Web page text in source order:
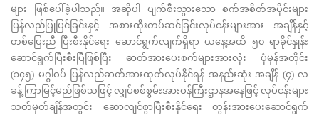
များ ဖြစ်ပေါ်ခဲ့ပါသည်။ အဆိုပါ ပျက်စီးသွားသော စက်အစိတ်အပိုင်းများ
ပြန်လည်ပြုပြင်ခြင်းနှင့် အစားထိုးတပ်ဆင်ခြင်းလုပ်ငန်းများအား အချိန်နှင့်
တစ်ပြေးညီ ပြီးစီးနိုင်ရေး ဆောင်ရွက်လျက်ရှိရာ ယနေ့အထိ ၅၀ ရာခိုင်နှုန်း
ဆောင်ရွက်ပြီးစီးပြီဖြစ်ပြီး ဓာတ်အားပေးစက်များအားလုံး ပုံမှန်အတိုင်း
(၁၄၅) မဂ္ဂါဝပ် ပြန်လည်ဓာတ်အားထုတ်လုပ်နိုင်ရန် အနည်းဆုံး အချိန် (၄) လ
ခန့် ကြာမြင့်မည်ဖြစ်သဖြင့် လျှပ်စစ်စွမ်းအားဝန်ကြီးဌာနအနေဖြင့် လုပ်ငန်းများ
သတ်မှတ်ချိန်အတွင်း ဆောလျင်စွာပြီးစီးနိုင်ရေး တွန်းအားပေးဆောင်ရွက်